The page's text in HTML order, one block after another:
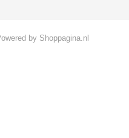
by Shoppagina.nl